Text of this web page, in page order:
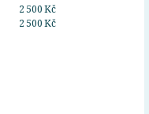
2 500 Kč
2 500 Kč